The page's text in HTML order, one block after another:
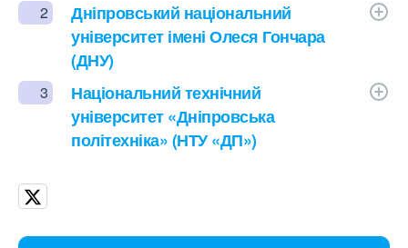
2
Дніпровський національний
університет імені Олеся Гончара
(ДНУ)
3
Національний технічний
університет «Дніпровська
політехніка» (НТУ «ДП»)